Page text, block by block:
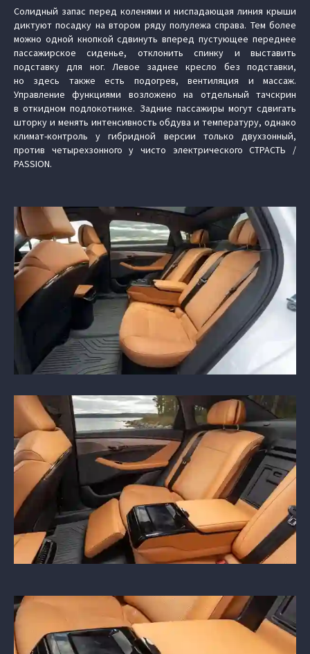
Солидный запас перед коленями и ниспадающая линия крыши
диктуют посадку на втором ряду полулежа справа. Тем более
можно одной кнопкой сдвинуть вперед пустующее переднее
пассажирское сиденье, отклонить спинку и выставить
подставку для ног. Левое заднее кресло без подставки,
но здесь также есть подогрев, вентиляция и массаж.
Управление функциями возложено на отдельный тачскрин
в откидном подлокотнике. Задние пассажиры могут сдвигать
шторку и менять интенсивность обдува и температуру, однако
климат-контроль у гибридной версии только двухзонный,
против четырехзонного у чисто электрического СТРАСТЬ /
PASSION.